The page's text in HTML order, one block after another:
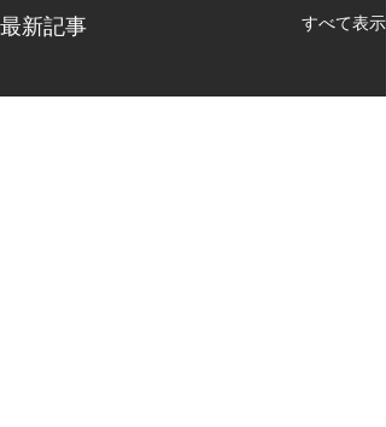
最新記事 すべて表示